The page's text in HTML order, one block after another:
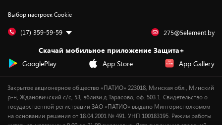
Дай пять добру!
Обработка персональных данных
Подарочные карты
Для мобильных устройств
Для компьютеров
Сервисные центры
Бонусы
Оплата частями
Новинки
Выбор настроек Cookie
(17) 359-59-59 275@5element.by
Скачай мобильное приложение Защита+
GooglePlay
App Store App Gallery
Закрытое акционерное общество «ПАТИО» 223018, Минская обл., Минский
р-н, Ждановичский с/с, 53, вблизи д.Тарасово, оф. 503.1. Свидетельство о
государственной регистрации ЗАО «ПАТИО» выдано Мингорисполкомом
на основании решения от 18.04.2001 № 491. УНП 100183195. Режим работы